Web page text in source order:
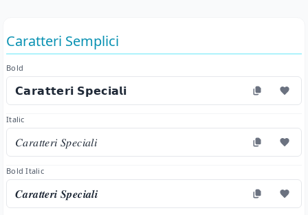
Caratteri Semplici
Bold
𝗖𝗮𝗿𝗮𝘁𝘁𝗲𝗿𝗶 𝗦𝗽𝗲𝗰𝗶𝗮𝗹𝗶
Italic
𝐶𝑎𝑟𝑎𝑡𝑡𝑒𝑟𝑖 𝑆𝑝𝑒𝑐𝑖𝑎𝑙𝑖
Bold Italic
𝑪𝒂𝒓𝒂𝒕𝒕𝒆𝒓𝒊 𝑺𝒑𝒆𝒄𝒊𝒂𝒍𝒊